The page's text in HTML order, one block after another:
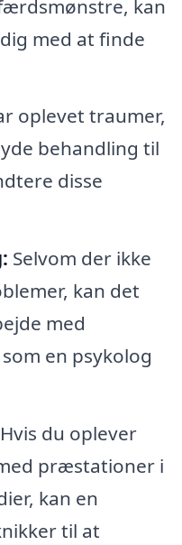
kan
med at finde
oplevet traumer,
behandling til
disse
Selvom der ikke
kan det
med
en psykolog
Hvis du oplever
præstationer i
kan en
til at